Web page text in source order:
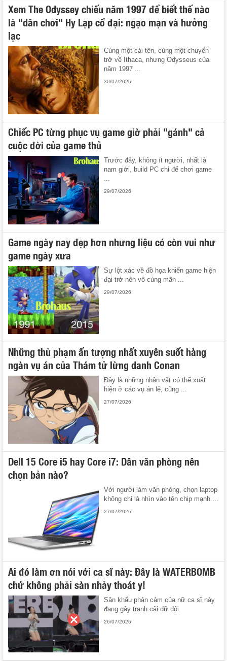
Xem The Odyssey chiếu năm 1997 để biết thế nào
là "dân chơi" Hy Lạp cổ đại: ngạo mạn và hưởng
lạc
Cùng một cái tên, cùng một chuyến
trở về Ithaca, nhưng Odysseus của
năm 1997 ...
30/07/2026
Chiếc PC từng phục vụ game giờ phải "gánh" cả
cuộc đời của game thủ
Trước đây, không ít người, nhất là
nam giới, build PC chỉ để chơi game
...
29/07/2026
Game ngày nay đẹp hơn nhưng liệu có còn vui như
game ngày xưa
Sự lột xác về đồ họa khiến game hiện
đại trở nên vô cùng mãn ...
29/07/2026
Những thủ phạm ấn tượng nhất xuyên suốt hàng
ngàn vụ án của Thám tử lừng danh Conan
Đây là những nhân vật có thể xuất
hiện ở các vụ án lẻ, cũng ...
27/07/2026
Dell 15 Core i5 hay Core i7: Dân văn phòng nên
chọn bản nào?
Với người làm văn phòng, chọn laptop
không chỉ là nhìn vào tên chip mạnh ...
27/07/2026
Ai đó làm ơn nói với ca sĩ này: Đây là WATERBOMB
chứ không phải sàn nhảy thoát y!
Sân khấu phản cảm của nữ ca sĩ này
đang gây tranh cãi dữ dội.
26/07/2026